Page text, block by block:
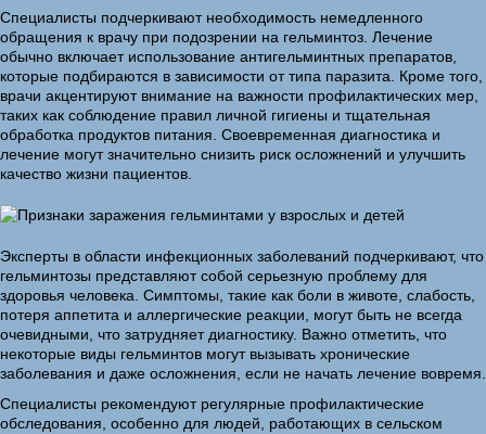
Специалисты подчеркивают необходимость немедленного
обращения к врачу при подозрении на гельминтоз. Лечение
обычно включает использование антигельминтных препаратов,
которые подбираются в зависимости от типа паразита. Кроме того,
врачи акцентируют внимание на важности профилактических мер,
таких как соблюдение правил личной гигиены и тщательная
обработка продуктов питания. Своевременная диагностика и
лечение могут значительно снизить риск осложнений и улучшить
качество жизни пациентов.
Эксперты в области инфекционных заболеваний подчеркивают, что
гельминтозы представляют собой серьезную проблему для
здоровья человека. Симптомы, такие как боли в животе, слабость,
потеря аппетита и аллергические реакции, могут быть не всегда
очевидными, что затрудняет диагностику. Важно отметить, что
некоторые виды гельминтов могут вызывать хронические
заболевания и даже осложнения, если не начать лечение вовремя.
Специалисты рекомендуют регулярные профилактические
обследования, особенно для людей, работающих в сельском